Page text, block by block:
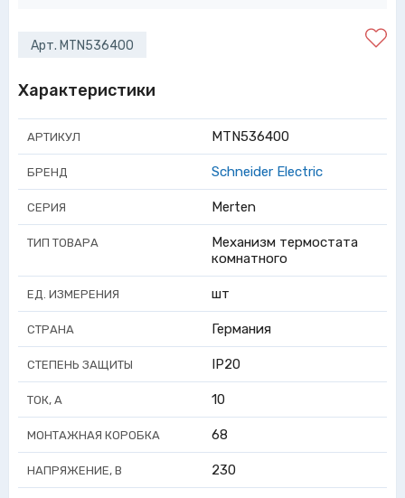
Арт. MTN536400
Характеристики
АРТИКУЛ MTN536400
БРЕНД Schneider Electric
СЕРИЯ Merten
ТИП ТОВАРА
Механизм термостата
комнатного
ЕД. ИЗМЕРЕНИЯ шт
СТРАНА Германия
СТЕПЕНЬ ЗАЩИТЫ IP20
ТОК, А 10
МОНТАЖНАЯ КОРОБКА 68
НАПРЯЖЕНИЕ, В 230